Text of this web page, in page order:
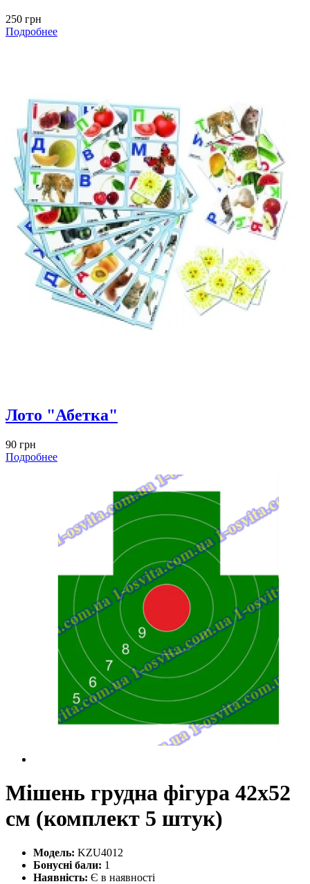
250 грн
Подробнее
Лото "Абетка"
90 грн
Подробнее
Мішень грудна фігура 42х52
см (комплект 5 штук)
Модель: KZU4012
Бонусні бали: 1
Наявність: Є в наявності